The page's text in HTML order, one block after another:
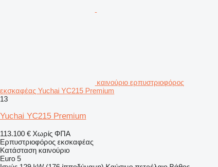
καινούριο ερπυστριοφόρος
εκσκαφέας Yuchai YC215 Premium
13
Yuchai YC215 Premium
113.100 € Χωρίς ΦΠΑ
Ερπυστριοφόρος εκσκαφέας
Κατάσταση καινούριο
Euro 5